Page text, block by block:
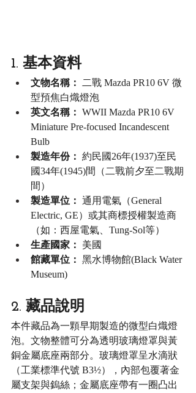
1. 基本資料
文物名稱：
二戰 Mazda PR10 6V 微
型預焦白熾燈泡
英文名稱： WWII Mazda PR10 6V
Miniature Pre-focused Incandescent
Bulb
製造年份： 約民國26年(1937)至民
國34年(1945)間（二戰前夕至二戰期
間）
製造單位： 通用電氣（General
Electric, GE）或其商標授權製造商
（如：西屋電氣、Tung-Sol等）
生產國家：
美國
館藏單位： 黑水博物館(Black Water
Museum)
2. 藏品說明
本件藏品為一顆早期製造的微型白熾燈
泡。文物整體可分為透明玻璃燈罩與黃
銅金屬底座兩部分。玻璃燈罩呈水滴狀
（工業標準代號 B3½），內部包覆著金
屬支架與鎢絲；金屬底座帶有一圈凸出